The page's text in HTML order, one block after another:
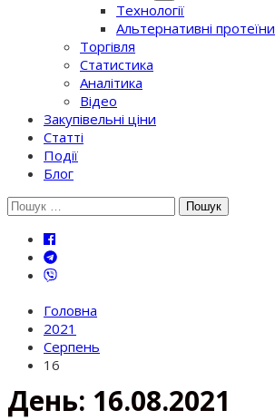
Технології
Альтернативні протеїни
Торгівля
Статистика
Аналітика
Відео
Закупівельні ціни
Статті
Події
Блог
Шукати:
Головна
2021
Серпень
16
День: 16.08.2021